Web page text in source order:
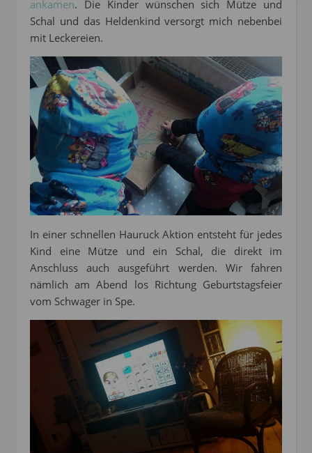
ankamen. Die Kinder wünschen sich Mütze und
Schal und das Heldenkind versorgt mich nebenbei
mit Leckereien.
In einer schnellen Hauruck Aktion entsteht für jedes
Kind eine Mütze und ein Schal, die direkt im
Anschluss auch ausgeführt werden. Wir fahren
nämlich am Abend los Richtung Geburtstagsfeier
vom Schwager in Spe.